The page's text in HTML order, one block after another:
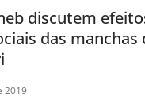
discutem
das manchas
2019